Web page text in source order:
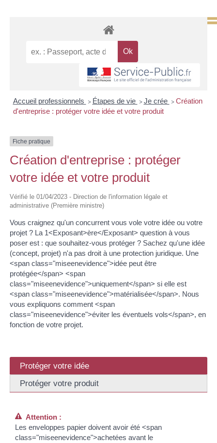
Accueil professionnels > Étapes de vie > Je crée > Création
d'entreprise : protéger votre idée et votre produit
Fiche pratique
Création d'entreprise : protéger
votre idée et votre produit
Vérifié le 01/04/2023 - Direction de l'information légale et
administrative (Première ministre)
Vous craignez qu'un concurrent vous vole votre idée ou votre
projet ? La 1<Exposant>ère</Exposant> question à vous
poser est : que souhaitez-vous protéger ? Sachez qu'une idée
(concept, projet) n'a pas droit à une protection juridique. Une
<span class="miseenevidence">idée peut être
protégée</span> <span
class="miseenevidence">uniquement</span> si elle est
<span class="miseenevidence">matérialisée</span>. Nous
vous expliquons comment <span
class="miseenevidence">éviter les éventuels vols</span>, en
fonction de votre projet.
Protéger votre idée
Protéger votre produit
Attention :
Les enveloppes papier doivent avoir été <span
class="miseenevidence">achetées avant le